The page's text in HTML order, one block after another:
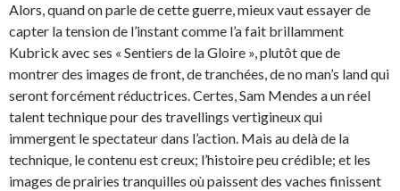
Alors, quand on parle de cette guerre, mieux vaut essayer de
capter la tension de l’instant comme l’a fait brillamment
Kubrick avec ses « Sentiers de la Gloire », plutôt que de
montrer des images de front, de tranchées, de no man’s land qui
seront forcément réductrices. Certes, Sam Mendes a un réel
talent technique pour des travellings vertigineux qui
immergent le spectateur dans l’action. Mais au delà de la
technique, le contenu est creux; l’histoire peu crédible; et les
images de prairies tranquilles où paissent des vaches finissent